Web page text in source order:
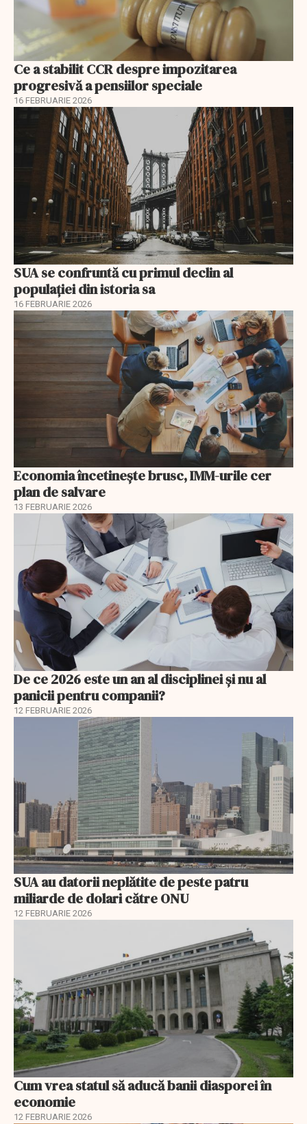
Ce a stabilit CCR despre impozitarea
progresivă a pensiilor speciale
16 FEBRUARIE 2026
SUA se confruntă cu primul declin al
populației din istoria sa
16 FEBRUARIE 2026
Economia încetinește brusc, IMM-urile cer
plan de salvare
13 FEBRUARIE 2026
De ce 2026 este un an al disciplinei și nu al
panicii pentru companii?
12 FEBRUARIE 2026
SUA au datorii neplătite de peste patru
miliarde de dolari către ONU
12 FEBRUARIE 2026
Cum vrea statul să aducă banii diasporei în
economie
12 FEBRUARIE 2026